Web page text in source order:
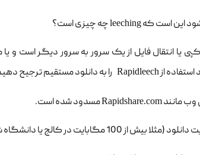
این است کهleechingچه چیزی است؟
یا انتقال فایل از یک سرور به سرور دیگر است و
ازRapidleech را به دانلود مستقیم ترجیح
Rapidshare.comمسدود شده است.